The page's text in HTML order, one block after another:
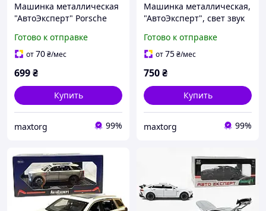
Машинка металлическая
"АвтоЭксперт" Porsche
открываются двери, 1:22
Готово к отправке
от70₴/мес
699₴
Купить
maxtorg 99%
Машинка металлическая,
"АвтоЭксперт", свет звук
Готово к отправке
от75₴/мес
750₴
Купить
maxtorg 99%